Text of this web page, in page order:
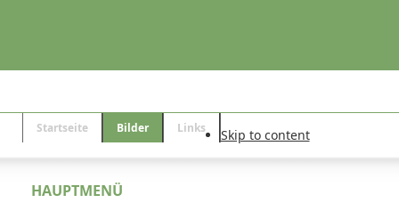
Startseite Bilder Links Skip to content
HAUPTMENÜ